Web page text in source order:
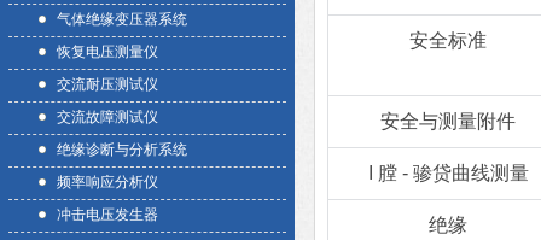
气体绝缘变压器系统
恢复电压测量仪
交流耐压测试仪
交流故障测试仪
绝缘诊断与分析系统
频率响应分析仪
冲击电压发生器
安全标准
安全与测量附件
I 膛 - 骖贷曲线测量
绝缘